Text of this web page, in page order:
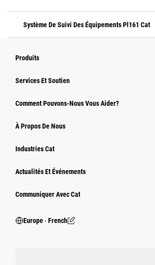
Système De Suivi Des Équipements Pl161 Cat
Produits
Services Et Soutien
Comment Pouvons-Nous Vous Aider?
À Propos De Nous
Industries Cat
Actualités Et Événements
Communiquer Avec Cat
Europe ‧ French